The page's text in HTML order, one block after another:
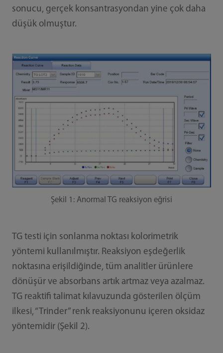
sonucu, gerçek konsantrasyondan yine çok daha
düşük olmuştur.
Şekil 1: Anormal TG reaksiyon eğrisi
TG testi için sonlanma noktası kolorimetrik
yöntemi kullanılmıştır. Reaksiyon eşdeğerlik
noktasına erişildiğinde, tüm analitler ürünlere
dönüşür ve absorbans artık artmaz veya azalmaz.
TG reaktifi talimat kılavuzunda gösterilen ölçüm
ilkesi, “Trinder” renk reaksiyonunu içeren oksidaz
yöntemidir (Şekil 2).